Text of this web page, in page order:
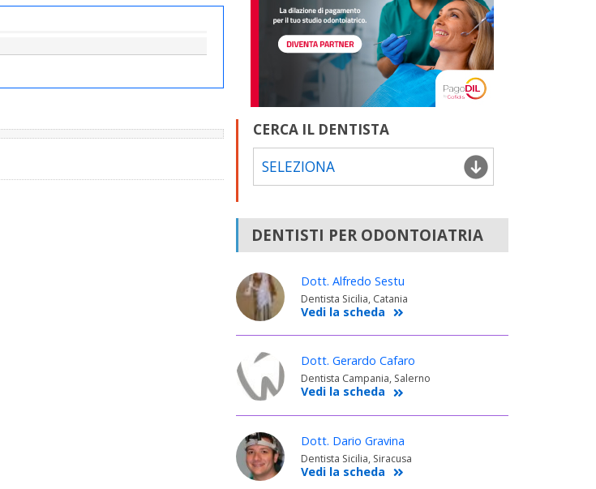
CERCA IL DENTISTA
SELEZIONA
DENTISTI PER ODONTOIATRIA
Dott. Alfredo Sestu
Dentista Sicilia, Catania
Vedi la scheda
Dott. Gerardo Cafaro
Dentista Campania, Salerno
Vedi la scheda
Dott. Dario Gravina
Dentista Sicilia, Siracusa
Vedi la scheda